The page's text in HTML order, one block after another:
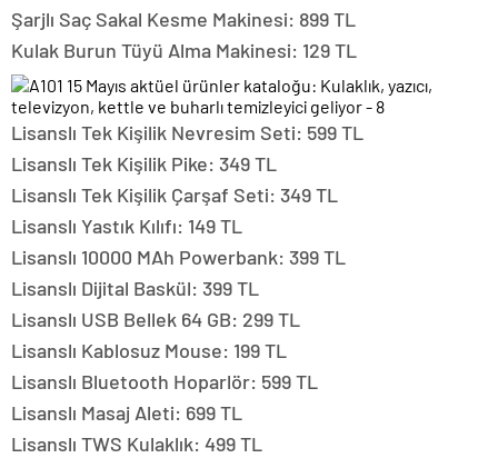
Şarjlı Saç Sakal Kesme Makinesi: 899 TL
Kulak Burun Tüyü Alma Makinesi: 129 TL
Lisanslı Tek Kişilik Nevresim Seti: 599 TL
Lisanslı Tek Kişilik Pike: 349 TL
Lisanslı Tek Kişilik Çarşaf Seti: 349 TL
Lisanslı Yastık Kılıfı: 149 TL
Lisanslı 10000 MAh Powerbank: 399 TL
Lisanslı Dijital Baskül: 399 TL
Lisanslı USB Bellek 64 GB: 299 TL
Lisanslı Kablosuz Mouse: 199 TL
Lisanslı Bluetooth Hoparlör: 599 TL
Lisanslı Masaj Aleti: 699 TL
Lisanslı TWS Kulaklık: 499 TL